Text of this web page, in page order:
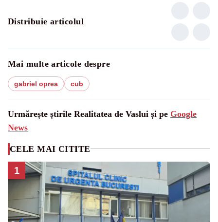
Distribuie articolul
Mai multe articole despre
gabriel oprea cub
Urmărește știrile Realitatea de Vaslui și pe Google
News
CELE MAI CITITE
1